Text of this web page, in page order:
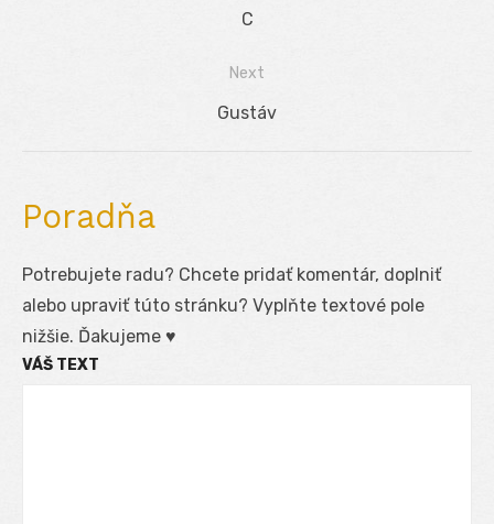
Previous
C
Next
Next
Gustáv
Poradňa
Potrebujete radu? Chcete pridať komentár, doplniť
alebo upraviť túto stránku? Vyplňte textové pole
nižšie. Ďakujeme ♥
VÁŠ TEXT